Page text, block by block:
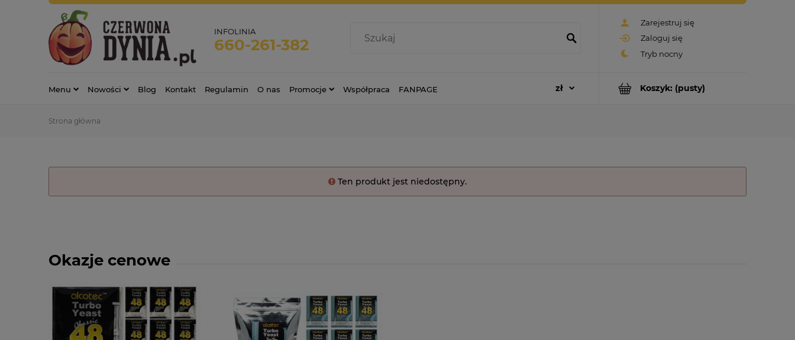
Zarejestruj się
Zaloguj się
INFOLINIA
660-261-382
Koszyk: (pusty)
Menu Nowości Blog Kontakt Regulamin O nas Promocje Współpraca FANPAGE
Strona główna
Ten produkt jest niedostępny.
Okazje cenowe